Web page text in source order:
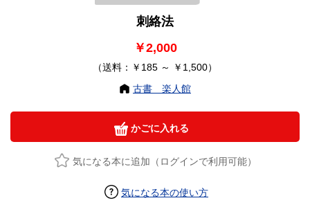
刺絡法
￥2,000
（送料：￥185 ～ ￥1,500）
古書 楽人館
かごに入れる
気になる本に追加（ログインで利用可能）
気になる本の使い方